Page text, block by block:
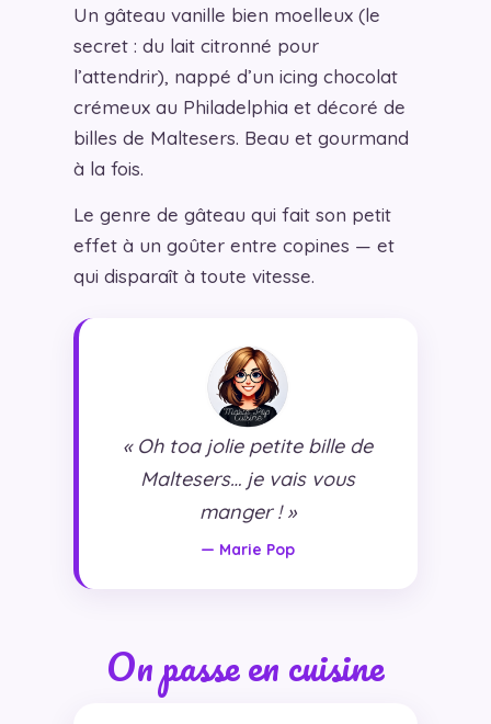
Un gâteau vanille bien moelleux (le
secret : du lait citronné pour
l’attendrir), nappé d’un icing chocolat
crémeux au Philadelphia et décoré de
billes de Maltesers. Beau et gourmand
à la fois.
Le genre de gâteau qui fait son petit
effet à un goûter entre copines — et
qui disparaît à toute vitesse.
« Oh toa jolie petite bille de
Maltesers… je vais vous
manger ! »
— Marie Pop
On passe en cuisine